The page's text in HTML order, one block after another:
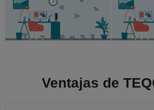
Ventajas de